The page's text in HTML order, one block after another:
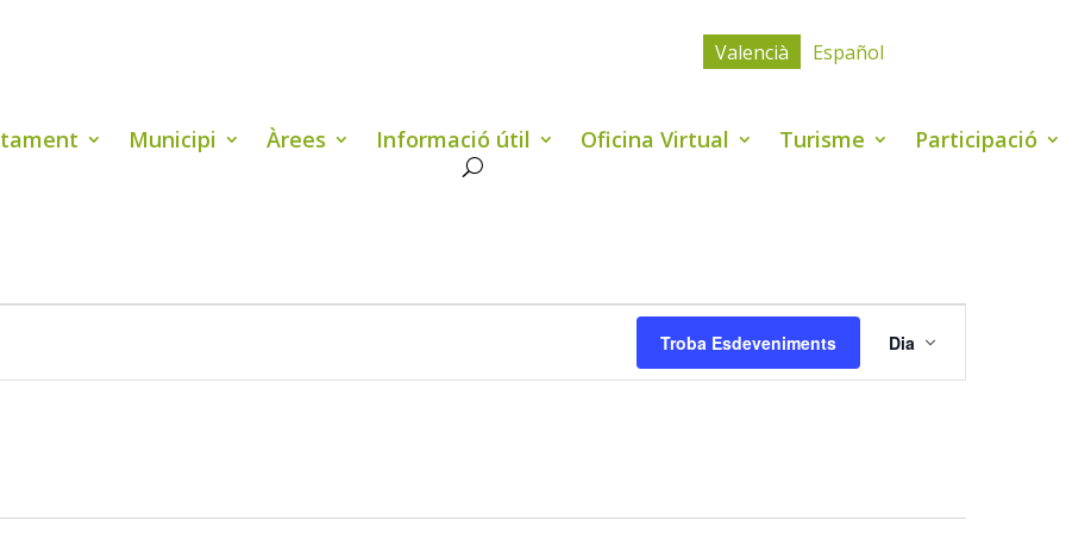
Valencià Español
Municipi Àrees Informació útil Oficina Virtual Turisme Participació
Troba Esdeveniments
Navegació
de
Dia